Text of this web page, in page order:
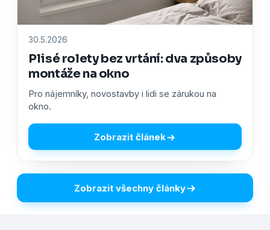
30.5.2026
Plisé rolety bez vrtání: dva způsoby
montáže na okno
Pro nájemníky, novostavby i lidi se zárukou na
okno.
Zobrazit článek
Zobrazit všechny články